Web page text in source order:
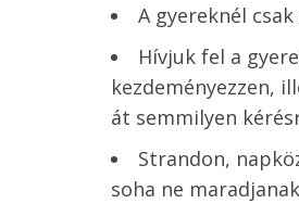
A gyereknél
Hívjuk fel a
kezdeményezzen,
át semmilyen
Strandon,
soha ne